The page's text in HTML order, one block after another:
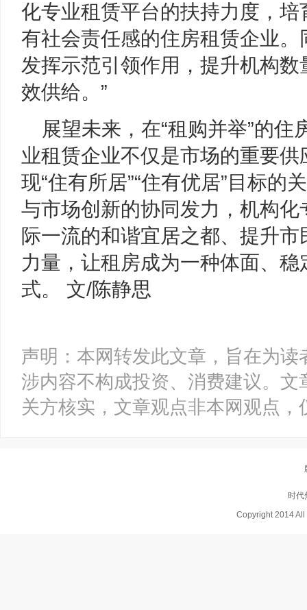
化专业租赁平台的扶持力度，
有社会责任感的住房租赁企业
发挥示范引领作用，提升机构
效供给。”
展望未来，在“租购并举”的
业租赁企业不仅是市场的重要
现“住有所居”“住有优居”目标的
与市场创新的协同发力，机构
际一流的和谐宜居之都、提升
力量，让租房成为一种体面、
式。 文/陈静思
声明：本网转发此文章，旨在为
涉内容不构成投资、消费建议。
关方核实，文章观点非本网观点，
时
Copyright 2014